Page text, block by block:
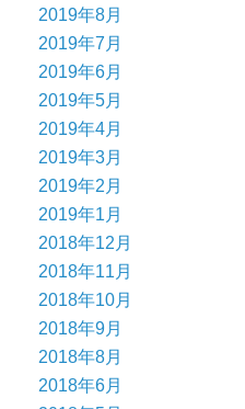
2019年8月
2019年7月
2019年6月
2019年5月
2019年4月
2019年3月
2019年2月
2019年1月
2018年12月
2018年11月
2018年10月
2018年9月
2018年8月
2018年6月